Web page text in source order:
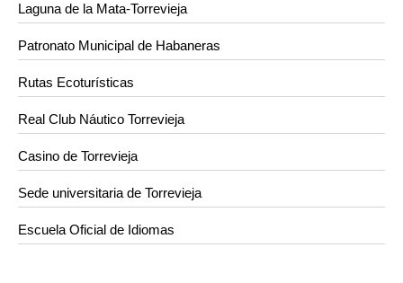
Laguna de la Mata-Torrevieja
Patronato Municipal de Habaneras
Rutas Ecoturísticas
Real Club Náutico Torrevieja
Casino de Torrevieja
Sede universitaria de Torrevieja
Escuela Oficial de Idiomas